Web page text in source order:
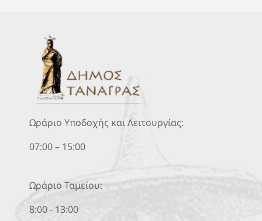
Ωράριο Υποδοχής και Λειτουργίας:
07:00 – 15:00
Ωράριο Ταμείου:
8:00 - 13:00